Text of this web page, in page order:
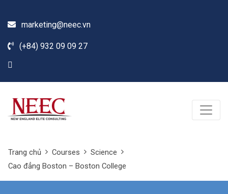
marketing@neec.vn
(+84) 932 09 09 27
Trang chủ Courses
Science
Cao đẳng Boston – Boston College